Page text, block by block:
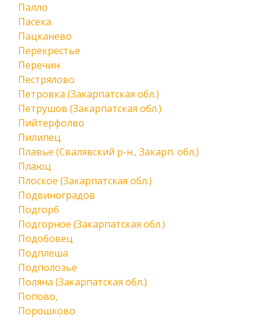
Палло
Пасека
Пацканево
Перекрестье
Перечин
Пестрялово
Петровка (Закарпатская обл.)
Петрушов (Закарпатская обл.)
Пийтерфолво
Пилипец
Плавье (Свалявский р-н., Закарп. обл.)
Плаюц
Плоское (Закарпатская обл.)
Подвиноградов
Подгорб
Подгорное (Закарпатская обл.)
Подобовец
Подплеша
Подполозье
Поляна (Закарпатская обл.)
Попово,
Порошково